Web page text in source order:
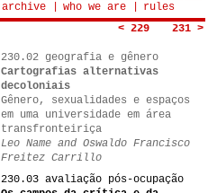
archive
who we are
rules
< 229 231 >
230.02 geografia e gênero
Cartografias alternativas
decoloniais
Gênero, sexualidades e espaços
em uma universidade em área
transfronteiriça
Leo Name and Oswaldo Francisco
Freitez Carrillo
230.03 avaliação pós-ocupação